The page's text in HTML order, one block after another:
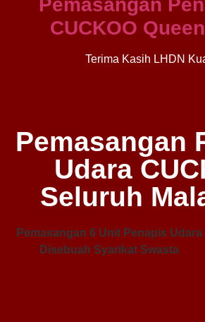
Pemasangan
CUCKOO
Terima Kasih LHDN
Pemasangan
Udara
Seluruh
Pemasangan 6 Unit Penapis Udara
Disebuah Syarikat Swasta